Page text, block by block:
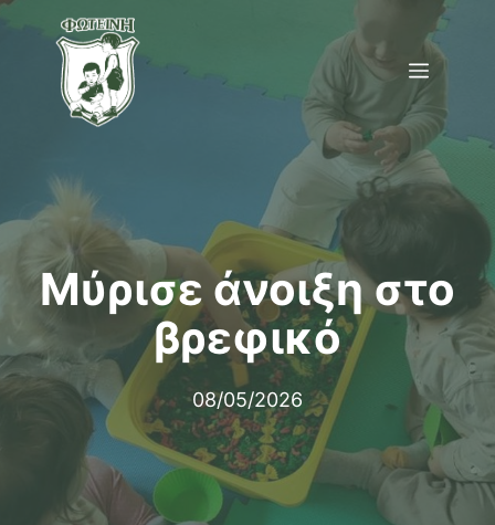
Μετάβαση
περιεχόμενο
Menu
Μύρισε άνοιξη στο
βρεφικό
08/05/2026